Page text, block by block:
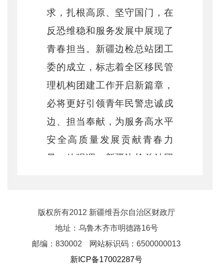
求，扎根高原、坚守国门，在
反恐维稳和服务发展中展现了
青春担当。新疆边检总站团工
委的成立，标志着全区移民管
理机构团建工作开启新篇章，
必将更好引领青年民警忠诚戍
边、担当奉献，为服务高水平
安全高质量发展贡献青春力
量。他强调，新疆边检总站团
引导青年民警深刻领悟“两个确
立”的决定性意义，坚决做
到“两个维护”。要夯实基层基
版权所有2012 新疆维吾尔自治区财政厅
地址：乌鲁木齐市明德路16号
邮编：830002
网站标识码：6500000013
新ICP备17002287号